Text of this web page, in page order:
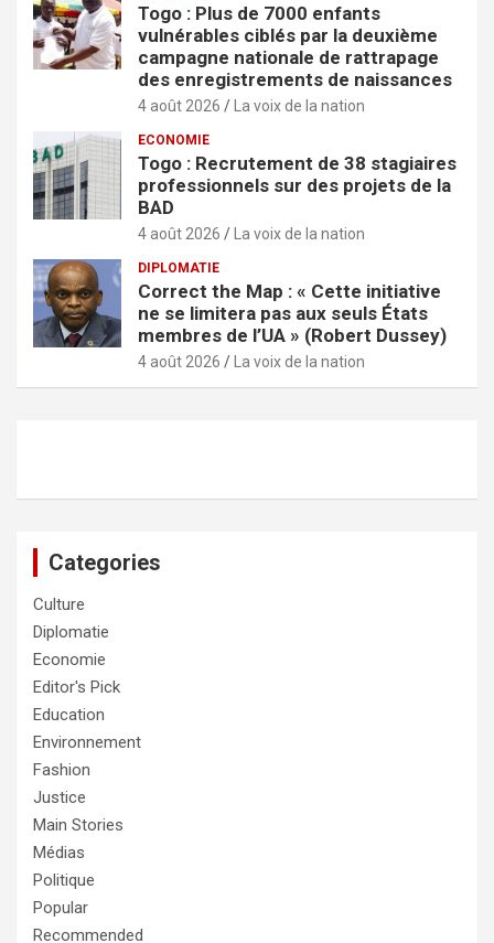
Togo : Plus de 7000 enfants
vulnérables ciblés par la deuxième
campagne nationale de rattrapage
des enregistrements de naissances
4 août 2026 La voix de la nation
ECONOMIE
Togo : Recrutement de 38 stagiaires
professionnels sur des projets de la
BAD
4 août 2026 La voix de la nation
DIPLOMATIE
Correct the Map : « Cette initiative
ne se limitera pas aux seuls États
membres de l’UA » (Robert Dussey)
4 août 2026 La voix de la nation
Categories
Culture
Diplomatie
Economie
Editor's Pick
Education
Environnement
Fashion
Justice
Main Stories
Médias
Politique
Popular
Recommended